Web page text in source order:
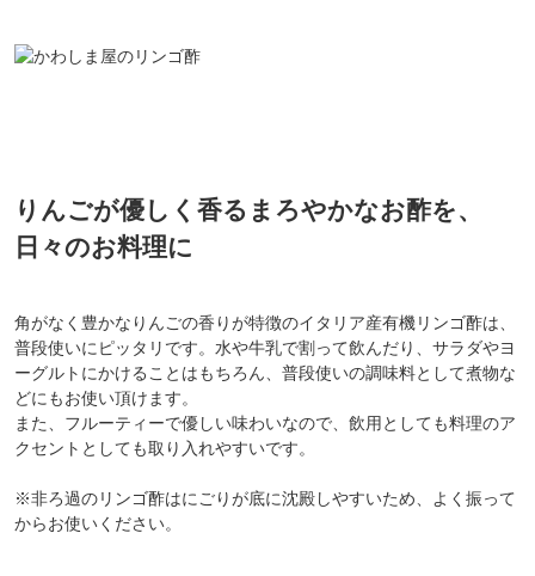
りんごが優しく香るまろやかなお酢を、
日々のお料理に
角がなく豊かなりんごの香りが特徴のイタリア産有機リンゴ酢は、
普段使いにピッタリです。水や牛乳で割って飲んだり、サラダやヨ
ーグルトにかけることはもちろん、普段使いの調味料として煮物な
どにもお使い頂けます。
また、フルーティーで優しい味わいなので、飲用としても料理のア
クセントとしても取り入れやすいです。
※非ろ過のリンゴ酢はにごりが底に沈殿しやすいため、よく振って
からお使いください。